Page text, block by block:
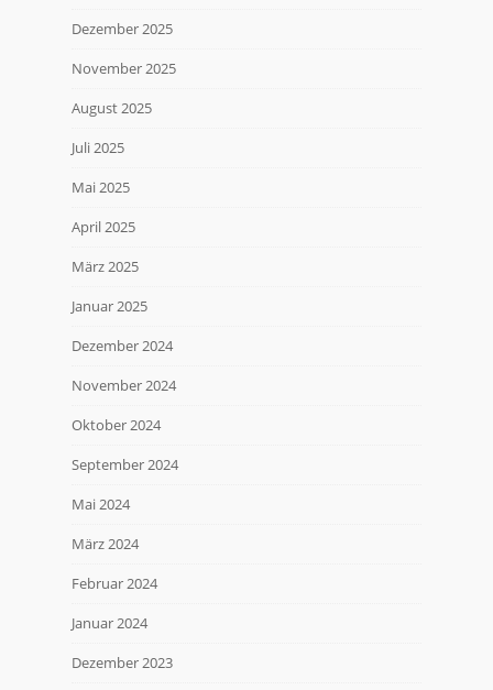
Dezember 2025
November 2025
August 2025
Juli 2025
Mai 2025
April 2025
März 2025
Januar 2025
Dezember 2024
November 2024
Oktober 2024
September 2024
Mai 2024
März 2024
Februar 2024
Januar 2024
Dezember 2023